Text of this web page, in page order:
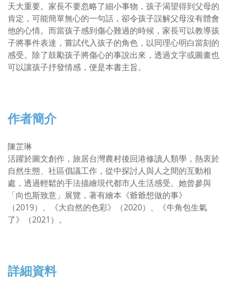
天大重要。家長不要忽略了細小事物，孩子渴望得到父母的
肯定，可能簡單無心的一句話，卻令孩子誤解父母沒有體會
他的心情。而當孩子感到傷心難過的時候，家長可以教導孩
子將事件表達，嘗試代入孩子的角色，以同理心明白當刻的
感受。除了鼓勵孩子將傷心的事說出來，透過文字或圖畫也
可以讓孩子抒發情感，便是本書主旨。
作者簡介
陳芷琳
活躍於圖文創作，旅居台灣農村後回港修讀人類學，熱衷於
自然生態、社區倡議工作，從中探討人與人之間的互動相
處，透過輕鬆的手法描繪現代都市人生活感受。她曾參與
「向也斯致意」展覽，著有繪本《爺爺想做的事》
（2019）、《大自然的色彩》（2020）、《牛角包生氣
了》（2021）。
詳細資料